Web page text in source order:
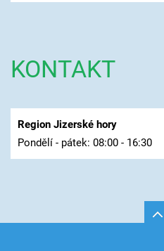
KONTAKT
Region Jizerské hory
Pondělí - pátek: 08:00 - 16:30